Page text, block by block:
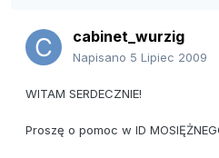
cabinet_wurzig
Napisano 5 Lipiec 2009
WITAM SERDECZNIE!
Proszę o pomoc w ID